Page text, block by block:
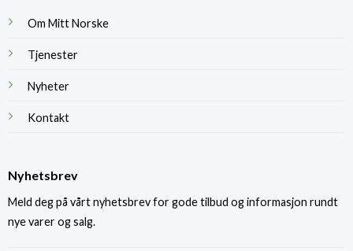
Om Mitt Norske
Tjenester
Nyheter
Kontakt
Nyhetsbrev
Meld deg på vårt nyhetsbrev for gode tilbud og informasjon rundt
nye varer og salg.